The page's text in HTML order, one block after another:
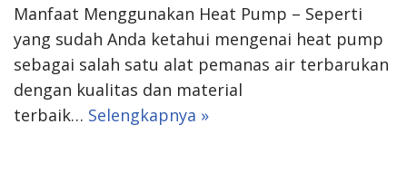
Manfaat Menggunakan Heat Pump – Seperti
yang sudah Anda ketahui mengenai heat pump
sebagai salah satu alat pemanas air terbarukan
dengan kualitas dan material
terbaik… Selengkapnya »